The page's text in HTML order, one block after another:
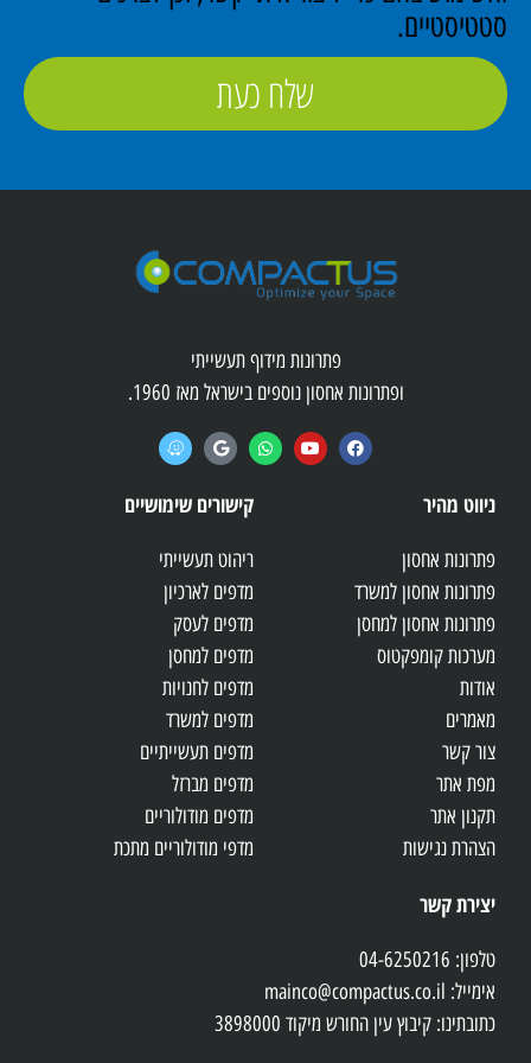
שלח כעת
פתרונות מידוף תעשייתי
ופתרונות אחסון נוספים בישראל מאז 1960.
ניווט מהיר
פתרונות אחסון
פתרונות אחסון למשרד
פתרונות אחסון למחסן
מערכות קומפקטוס
אודות
מאמרים
צור קשר
מפת אתר
תקנון אתר
הצהרת נגישות
קישורים שימושיים
ריהוט תעשייתי
מדפים לארכיון
מדפים לעסק
מדפים למחסן
מדפים לחנויות
מדפים למשרד
מדפים תעשייתיים
מדפים מברזל
מדפים מודולוריים
מדפי מודולוריים מתכת
יצירת קשר
טלפון: 04-6250216
אימייל: mainco@compactus.co.il
כתובתינו: קיבוץ עין החורש מיקוד 3898000